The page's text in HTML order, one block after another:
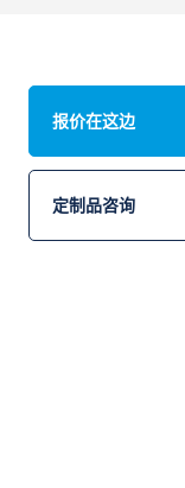
报价在这边
定制品咨询